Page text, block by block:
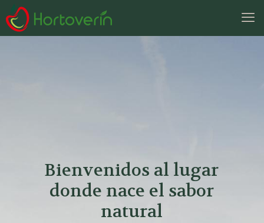
Bienvenidos al lugar
donde nace el sabor
natural